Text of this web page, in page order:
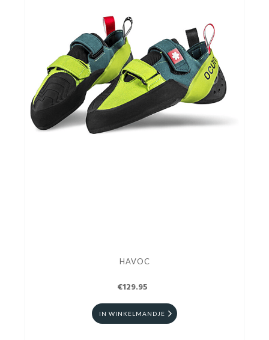
HAVOC
€129.95
IN WINKELMANDJE